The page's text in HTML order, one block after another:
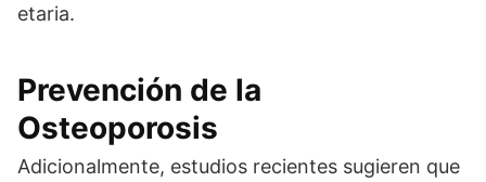
etaria.
Prevención de la
Osteoporosis
Adicionalmente, estudios recientes sugieren que